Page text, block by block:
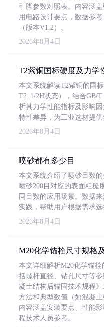
引脚参数对照表。内容涵
用电路设计要点，数据参
（版本V1.2）。
2026年8月4日
T2紫铜国标硬度及力学
本文系统解读T2紫铜的国
T2_1/2H状态），结合GB/
析其力学性能指标及影响
特性差异，为工业选材提供
2026年8月4日
喷砂都有多少目
本文系统介绍了喷砂目数
喷砂200目对应的表面粗糙
同目数的应用场景。数据
实践，帮助用户根据需求选
2026年8月4日
M20化学锚栓尺寸规格
本文详细解析M20化学锚
括螺杆直径、钻孔尺寸等
凝土结构后锚固技术规程
方法和典型数值（如混凝土
内容涵盖安装要点、性能
程技术人员参考。